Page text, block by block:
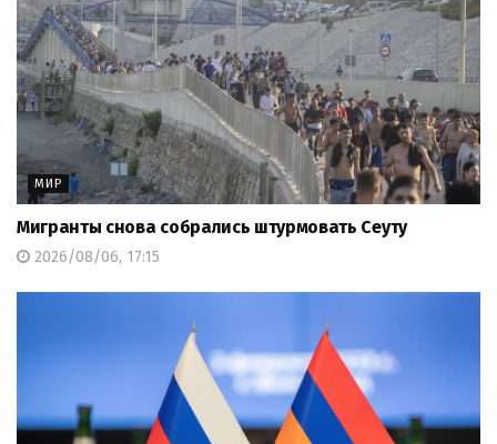
МИР
Мигранты снова собрались штурмовать Сеуту
2026/08/06, 17:15